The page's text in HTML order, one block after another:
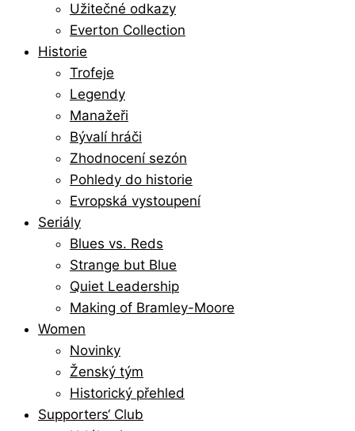
Užitečné odkazy
Everton Collection
Historie
Trofeje
Legendy
Manažeři
Bývalí hráči
Zhodnocení sezón
Pohledy do historie
Evropská vystoupení
Seriály
Blues vs. Reds
Strange but Blue
Quiet Leadership
Making of Bramley-Moore
Women
Novinky
Ženský tým
Historický přehled
Supporters‘ Club